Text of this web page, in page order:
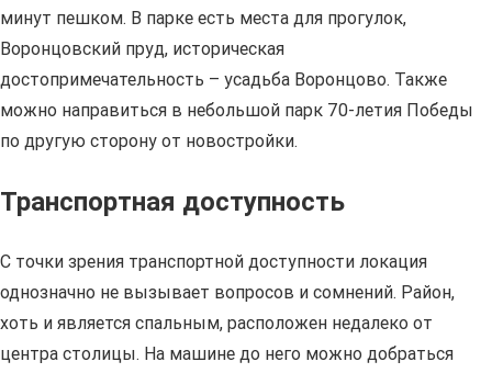
минут пешком. В парке есть места для прогулок,
Воронцовский пруд, историческая
достопримечательность – усадьба Воронцово. Также
можно направиться в небольшой парк 70-летия Победы
по другую сторону от новостройки.
Транспортная доступность
С точки зрения транспортной доступности локация
однозначно не вызывает вопросов и сомнений. Район,
хоть и является спальным, расположен недалеко от
центра столицы. На машине до него можно добраться